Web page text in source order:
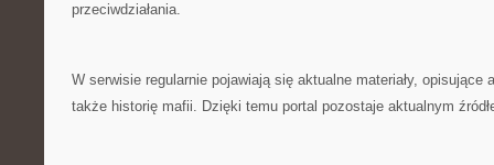
przeciwdziałania.
W serwisie regularnie pojawiają się aktualne materiały, opisujące
także historię mafii. Dzięki temu portal pozostaje aktualnym